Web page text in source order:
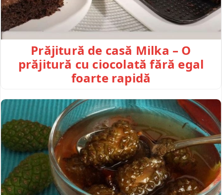
Prăjitură de casă Milka – O
prăjitură cu ciocolată fără egal
foarte rapidă